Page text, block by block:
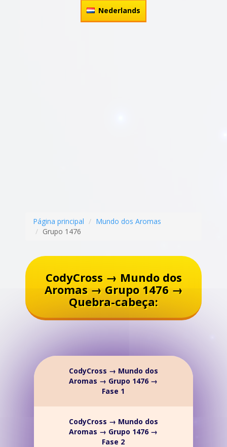
Nederlands
Página principal
Mundo dos Aromas
Grupo 1476
CodyCross → Mundo dos
Aromas → Grupo 1476 →
Quebra-cabeça:
CodyCross → Mundo dos
Aromas → Grupo 1476 →
Fase 1
CodyCross → Mundo dos
Aromas → Grupo 1476 →
Fase 2